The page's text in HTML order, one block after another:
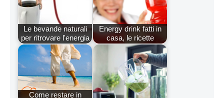
Le bevande naturali
per ritrovare l'energia
Energy drink fatti in
casa, le ricette
Come restare in